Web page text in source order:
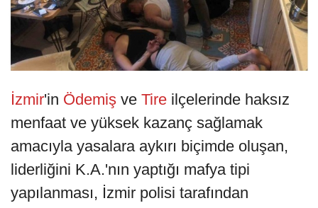
İzmir'in Ödemiş ve Tire ilçelerinde haksız
menfaat ve yüksek kazanç sağlamak
amacıyla yasalara aykırı biçimde oluşan,
liderliğini K.A.'nın yaptığı mafya tipi
yapılanması, İzmir polisi tarafından